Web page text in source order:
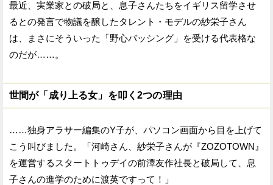
最近、実業家との破局と、息子さんたちをイギリス留学させ
るとの発言で物議を醸したタレント・モデルの紗栄子さん
は、まさにそういった「野心バッシング」を受ける代表格な
のだが……。
世間が「成り上る女」を叩く2つの理由
……独身アラサー編集のY子が、パソコン画面から目を上げて
こう叫びました。「河崎さん、紗栄子さんが『ZOZOTOWN』
を運営するスタートトゥデイの前澤友作社長と破局して、息
子さんの進学のために渡英ですって！」